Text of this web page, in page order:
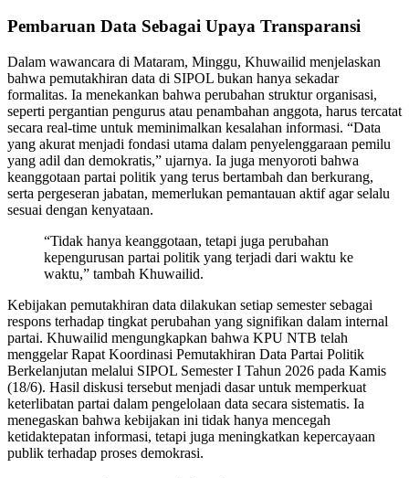
Pembaruan Data Sebagai Upaya Transparansi
Dalam wawancara di Mataram, Minggu, Khuwailid menjelaskan
bahwa pemutakhiran data di SIPOL bukan hanya sekadar
formalitas. Ia menekankan bahwa perubahan struktur organisasi,
seperti pergantian pengurus atau penambahan anggota, harus tercatat
secara real-time untuk meminimalkan kesalahan informasi. “Data
yang akurat menjadi fondasi utama dalam penyelenggaraan pemilu
yang adil dan demokratis,” ujarnya. Ia juga menyoroti bahwa
keanggotaan partai politik yang terus bertambah dan berkurang,
serta pergeseran jabatan, memerlukan pemantauan aktif agar selalu
sesuai dengan kenyataan.
“Tidak hanya keanggotaan, tetapi juga perubahan
kepengurusan partai politik yang terjadi dari waktu ke
waktu,” tambah Khuwailid.
Kebijakan pemutakhiran data dilakukan setiap semester sebagai
respons terhadap tingkat perubahan yang signifikan dalam internal
partai. Khuwailid mengungkapkan bahwa KPU NTB telah
menggelar Rapat Koordinasi Pemutakhiran Data Partai Politik
Berkelanjutan melalui SIPOL Semester I Tahun 2026 pada Kamis
(18/6). Hasil diskusi tersebut menjadi dasar untuk memperkuat
keterlibatan partai dalam pengelolaan data secara sistematis. Ia
menegaskan bahwa kebijakan ini tidak hanya mencegah
ketidaktepatan informasi, tetapi juga meningkatkan kepercayaan
publik terhadap proses demokrasi.